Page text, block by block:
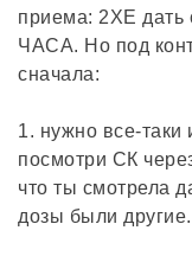
приема: 2ХЕ дать
ЧАСА. Но под
сначала:
1. нужно все-таки
посмотри СК
что ты смотрела
дозы были другие.